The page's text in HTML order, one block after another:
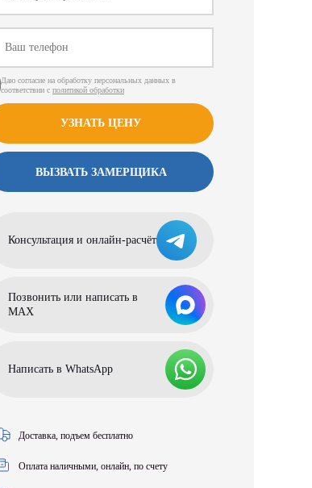
Даю согласие на обработку персональных данных в
соответствии с политикой обработки
УЗНАТЬ ЦЕНУ
ВЫЗВАТЬ ЗАМЕРЩИКА
Консультация и онлайн-расчёт
Позвонить или написать в
МАХ
Написать в WhatsApp
Доставка, подъем бесплатно
Оплата наличными, онлайн, по счету